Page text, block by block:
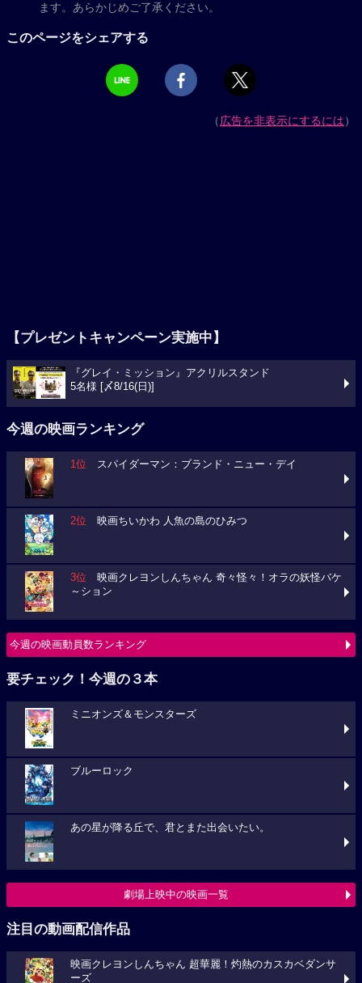
ます。あらかじめご了承ください。
このページをシェアする
（広告を非表示にするには）
【プレゼントキャンペーン実施中】
『グレイ・ミッション』アクリルスタンド
5名様 [〆8/16(日)]
今週の映画ランキング
1位 スパイダーマン：ブランド・ニュー・デイ
2位 映画ちいかわ 人魚の島のひみつ
3位 映画クレヨンしんちゃん 奇々怪々！オラの妖怪バケ
～ション
今週の映画動員数ランキング
要チェック！今週の３本
ミニオンズ＆モンスターズ
ブルーロック
あの星が降る丘で、君とまた出会いたい。
劇場上映中の映画一覧
注目の動画配信作品
映画クレヨンしんちゃん 超華麗！灼熱のカスカベダンサ
ーズ